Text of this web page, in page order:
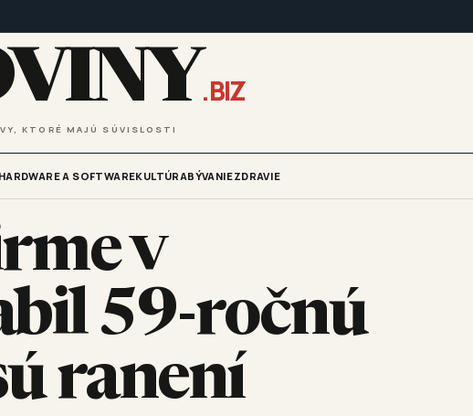
.BIZ
KTORÉ MAJÚ SÚVISLOSTI
A SOFTWAREKULTÚRABÝVANIEZDRAVIE
v
59-ročnú
ranení